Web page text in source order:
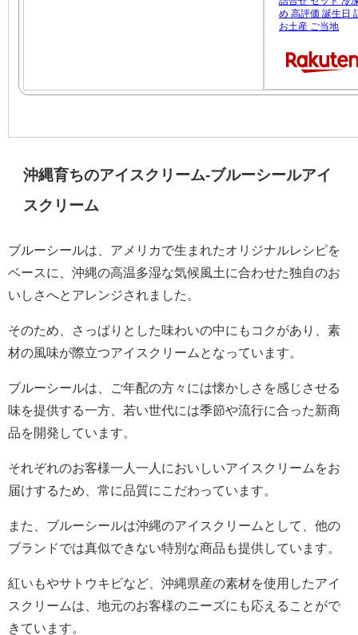
め 高評価 誕生日
お土産 ご当地
沖縄育ちのアイスクリーム-ブルーシールアイ
スクリーム
ブルーシールは、アメリカで生まれたオリジナルレシピを
ベースに、沖縄の高温多湿な気候風土に合わせた独自のお
いしさへとアレンジされました。
そのため、さっぱりとした味わいの中にもコクがあり、素
材の風味が際立つアイスクリームとなっています。
ブルーシールは、ご年配の方々には懐かしさを感じさせる
味を提供する一方、若い世代には季節や流行に合った新商
品を開発しています。
それぞれのお客様一人一人においしいアイスクリームをお
届けするため、常に品質にこだわっています。
また、ブルーシールは沖縄のアイスクリームとして、他の
ブランドでは真似できない特別な商品も提供しています。
紅いもやサトウキビなど、沖縄県産の素材を使用したアイ
スクリームは、地元のお客様のニーズにも応えることがで
きています。